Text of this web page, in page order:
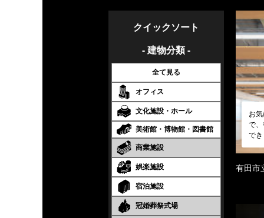
クイックソート
- 建物分類 -
全て見る
オフィス
文化施設・ホール
美術館・博物館・図書館
商業施設
娯楽施設
宿泊施設
冠婚葬祭式場
お
で
で
有田市